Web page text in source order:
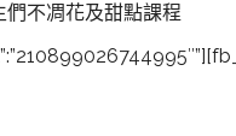
們不凋花及甜點課程